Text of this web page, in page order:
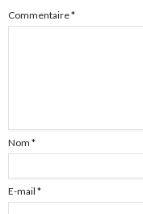
Commentaire*
Nom *
E-mail *